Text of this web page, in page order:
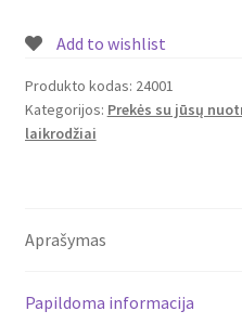
su
jūsų
nuotrauka
Add to wishlist
Produkto kodas: 24001
Kategorijos: Prekės su jūsų
laikrodžiai
Aprašymas
Papildoma informacija